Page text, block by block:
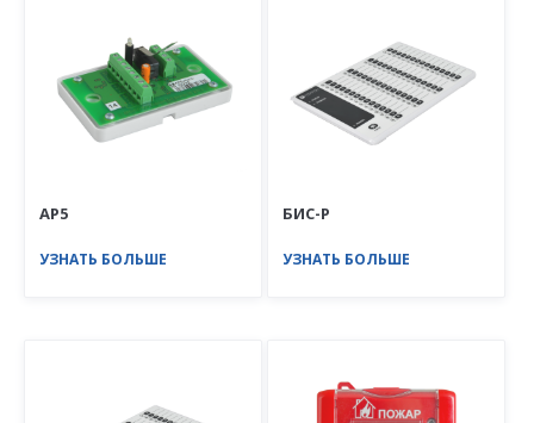
АР5
УЗНАТЬ БОЛЬШЕ
БИС-Р
УЗНАТЬ БОЛЬШЕ